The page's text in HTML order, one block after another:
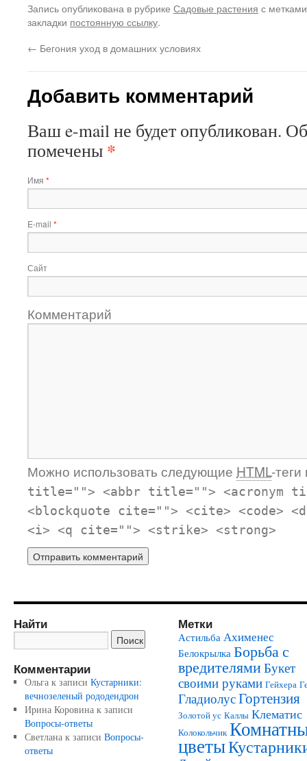
Запись опубликована в рубрике Садовые растения с
закладки постоянную ссылку.
← Бегония уход в домашних условиях
Добавить комментарий
Ваш e-mail не будет опубликован.
помечены *
Имя *
E-mail *
Сайт
Комментарий
Можно использовать следующие HTML-
title=""> <abbr title=""> <acronym
<blockquote cite=""> <cite> <code>
<i> <q cite=""> <strike> <strong>
Найти
Комментарии
Ольгак записи Кустарники:
вечнозеленый рододендрон
Ирина Коровинак записи
Вопросы-ответы
Светланак записи Вопросы-
ответы
Метки
Астильба Ахименес
Белокрылка Борьба с
вредителямиБукет
своими руками Гейхера
ГладиолусГортензия
Золотой ус Каллы Клематис
Колокольчик
цветы